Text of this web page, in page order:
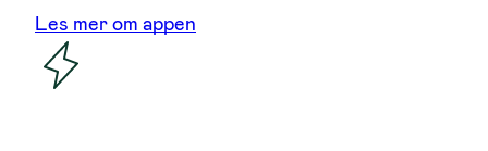
Les mer om appen